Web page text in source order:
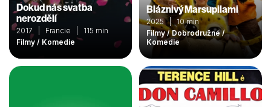
Dokud nás svatba
nerozdělí
2017 | Francie | 115 min
Filmy / Komedie
Bláznivý Marsupilami
2025 | 10 min
Filmy / Dobrodružné /
Komedie